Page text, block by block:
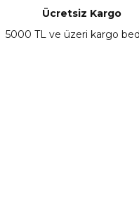
Ücretsiz Kargo
5000 TL ve üzeri kargo